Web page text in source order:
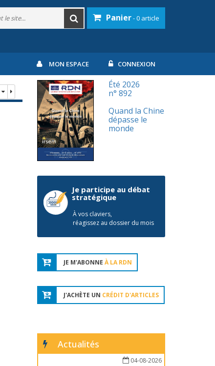
Panier- 0 article
MON ESPACE CONNEXION
Été 2026
n° 892
Quand la Chine
dépasse le
monde
Je participe au débat
stratégique
À vos claviers,
réagissez au dossier du mois
JE M'ABONNE À LA RDN
J'ACHÈTE UN CRÉDIT D'ARTICLES
Actualités
04-08-2026